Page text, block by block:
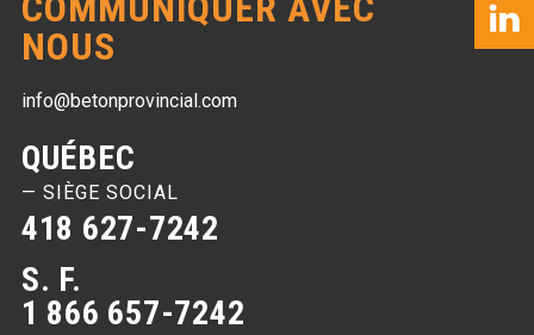
NOUS
info@betonprovincial.com
QUÉBEC
— SIÈGE SOCIAL
418 627-7242
S. F.
1 866 657-7242